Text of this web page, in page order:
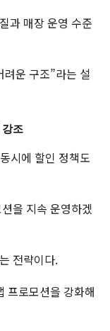
과 매장 운영 수준
운 구조”라는 설
조
시에 할인 정책도
을 지속 운영하겠
전략이다.
프로모션을 강화해